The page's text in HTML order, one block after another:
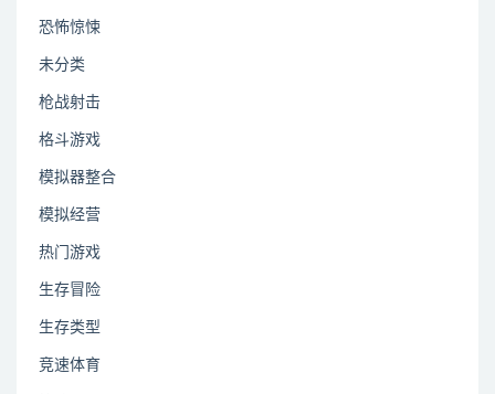
恐怖惊悚
未分类
枪战射击
格斗游戏
模拟器整合
模拟经营
热门游戏
生存冒险
生存类型
竞速体育